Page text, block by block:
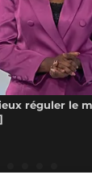
réguler le